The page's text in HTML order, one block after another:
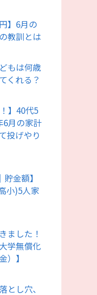
】6月の
教訓とは
もは何歳
くれる？
】40代5
6月の家計
投げやり
貯金額】
小)5人家
ました！
学無償化
）】
とし穴、